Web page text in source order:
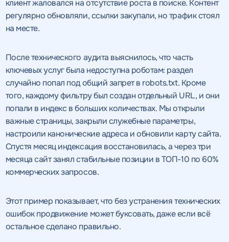
клиент жаловался на отсутствие роста в поиске. Контент
регулярно обновляли, ссылки закупали, но трафик стоял
на месте.
После технического аудита выяснилось, что часть
ключевых услуг была недоступна роботам: раздел
случайно попал под общий запрет в robots.txt. Кроме
того, каждому фильтру был создан отдельный URL, и они
попали в индекс в больших количествах. Мы открыли
важные страницы, закрыли служебные параметры,
настроили канонические адреса и обновили карту сайта.
Спустя месяц индексация восстановилась, а через три
месяца сайт занял стабильные позиции в ТОП-10 по 60%
коммерческих запросов.
Этот пример показывает, что без устранения технических
ошибок продвижение может буксовать, даже если всё
остальное сделано правильно.
предложение" вы даете согласие
на обработку персональных
данныхи соглашаетесь c
политикой конфиденциальности
предложение" вы даете согласие
на обработку персональных
данныхи соглашаетесь c
политикой конфиденциальности